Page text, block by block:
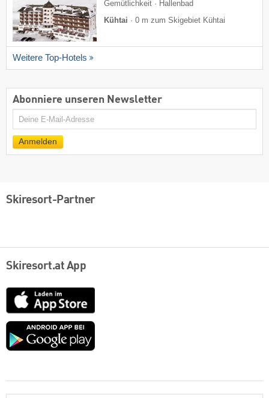
Gemütlichkeit · Hallenbad
Kühtai · 0 m zum Skigebiet Kühtai
Weitere Top-Hotels
Abonniere unseren Newsletter
E-
Anmelden
Skiresort-Partner
Skiresort.at App
App
Store
Google